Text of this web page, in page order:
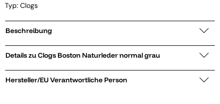
Typ: Clogs
Beschreibung
Details zu Clogs Boston Naturleder normal grau
Hersteller/EU Verantwortliche Person